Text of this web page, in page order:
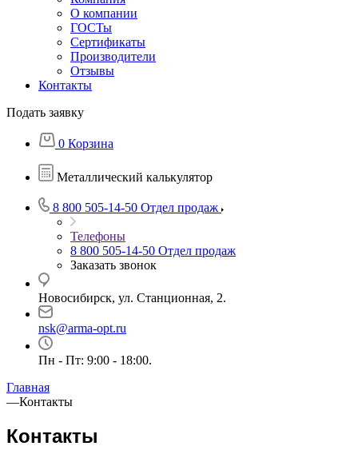
О компании
ГОСТы
Сертификаты
Производители
Отзывы
Контакты
Подать заявку
0 Корзина
Металлический калькулятор
8 800 505-14-50 Отдел продаж
Телефоны
8 800 505-14-50 Отдел продаж
Заказать звонок
Новосибирск, ул. Станционная, 2.
nsk@arma-opt.ru
Пн - Пт: 9:00 - 18:00.
Главная
—Контакты
Контакты